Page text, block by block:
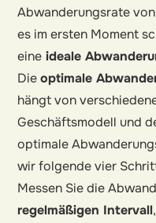
Abwanderungsrate
es im ersten Moment
eine ideale
Dieoptimale
hängt von
Geschäftsmodell und
optimale
wir folgende vier
Messen Sie die
regelmäßigen Intervall